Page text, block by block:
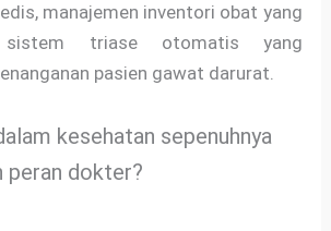
manajemen inventori obat yang
triase otomatis yang
pasien gawat darurat.
kesehatan sepenuhnya
peran dokter?